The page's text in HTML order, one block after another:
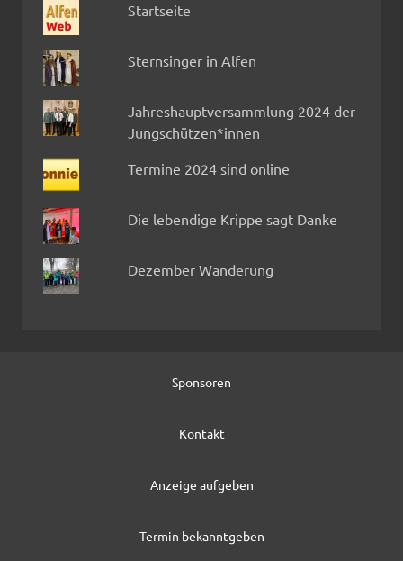
Startseite
Sternsinger in Alfen
Jahreshauptversammlung 2024 der
Jungschützen*innen
Termine 2024 sind online
Die lebendige Krippe sagt Danke
Dezember Wanderung
Sponsoren
Kontakt
Anzeige aufgeben
Termin bekanntgeben